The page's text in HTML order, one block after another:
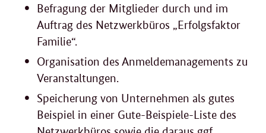
Befragung der Mitglieder durch und im
Auftrag des Netzwerkbüros „Erfolgsfaktor
Familie“.
Organisation des Anmeldemanagements zu
Veranstaltungen.
Speicherung von Unternehmen als gutes
Beispiel in einer Gute-Beispiele-Liste des